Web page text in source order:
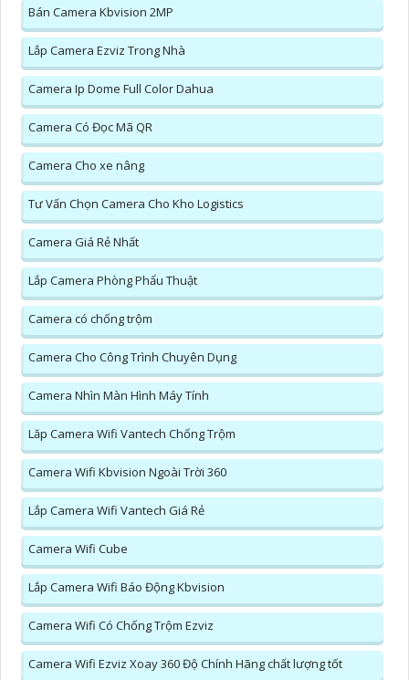
Bán Camera Kbvision 2MP
Lắp Camera Ezviz Trong Nhà
Camera Ip Dome Full Color Dahua
Camera Có Đọc Mã QR
Camera Cho xe nâng
Tư Vấn Chọn Camera Cho Kho Logistics
Camera Giá Rẻ Nhất
Lắp Camera Phòng Phẩu Thuật
Camera có chống trộm
Camera Cho Công Trình Chuyên Dụng
Camera Nhìn Màn Hình Máy Tính
Lăp Camera Wifi Vantech Chống Trộm
Camera Wifi Kbvision Ngoài Trời 360
Lắp Camera Wifi Vantech Giá Rẻ
Camera Wifi Cube
Lắp Camera Wifi Báo Động Kbvision
Camera Wifi Có Chống Trộm Ezviz
Camera Wifi Ezviz Xoay 360 Độ Chính Hãng chất lượng tốt